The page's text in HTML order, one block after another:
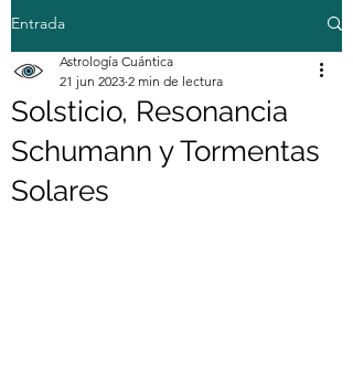
Entrada
Solsticio, Resonancia
Schumann y Tormentas
Solares
Astrología Cuántica
21 jun 2023 2 min de lectura